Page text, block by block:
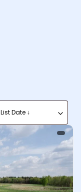
List Date ↓